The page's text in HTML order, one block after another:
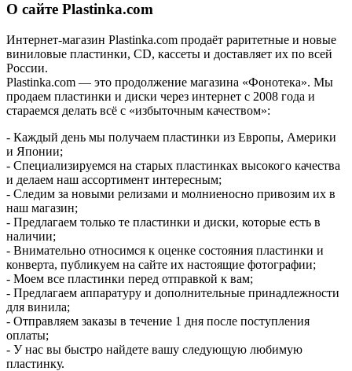
О сайте Plastinka.com
Интернет-магазин Plastinka.com продаёт раритетные и новые
виниловые пластинки, CD, кассеты и доставляет их по всей
России.
Plastinka.com — это продолжение магазина «Фонотека». Мы
продаем пластинки и диски через интернет c 2008 года и
стараемся делать всё с «избыточным качеством»:
- Каждый день мы получаем пластинки из Европы, Америки
и Японии;
- Специализируемся на старых пластинках высокого качества
и делаем наш ассортимент интересным;
- Следим за новыми релизами и молниеносно привозим их в
наш магазин;
- Предлагаем только те пластинки и диски, которые есть в
наличии;
- Внимательно относимся к оценке состояния пластинки и
конверта, публикуем на сайте их настоящие фотографии;
- Моем все пластинки перед отправкой к вам;
- Предлагаем аппаратуру и дополнительные принадлежности
для винила;
- Отправляем заказы в течение 1 дня после поступления
оплаты;
- У нас вы быстро найдете вашу следующую любимую
пластинку.